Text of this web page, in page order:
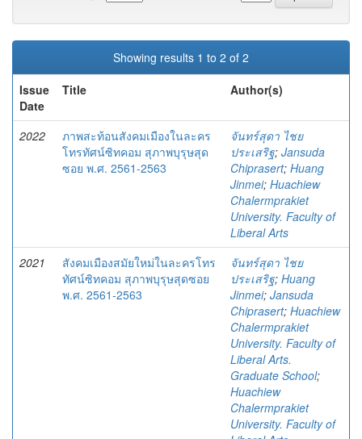
Showing results 1 to 2 of 2
Issue
Date
Title Author(s)
2022
ภาพสะท้อนสังคมเมืองในละคร
โทรทัศน์ซิทคอม สุภาพบุรุษสุด
ซอย พ.ศ. 2561-2563
จันทร์สุดา ไชย
ประเสริฐ; Jansuda
Chiprasert; Huang
Jinmei; Huachiew
Chalermprakiet
University. Faculty of
Liberal Arts
2021
สังคมเมืองสมัยใหม่ในละครโทร
ทัศน์ซิทคอม สุภาพบุรุษสุดซอย
พ.ศ. 2561-2563
จันทร์สุดา ไชย
ประเสริฐ; Huang
Jinmei; Jansuda
Chiprasert; Huachiew
Chalermprakiet
University. Faculty of
Liberal Arts.
Graduate School;
Huachiew
Chalermprakiet
University. Faculty of